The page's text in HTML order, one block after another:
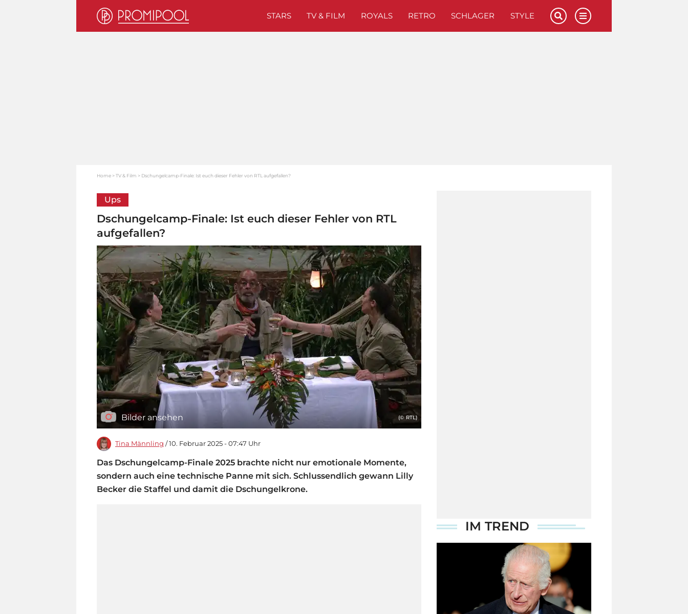
STARS TV & FILM ROYALS RETRO SCHLAGER STYLE
Home TV & Film Dschungelcamp-Finale: Ist euch dieser Fehler von RTL aufgefallen?
Ups
Dschungelcamp-Finale: Ist euch dieser Fehler von RTL
aufgefallen?
Bilder ansehen (© RTL)
Tina Männling / 10. Februar 2025 - 07:47 Uhr
Das Dschungelcamp-Finale 2025 brachte nicht nur emotionale Momente,
sondern auch eine technische Panne mit sich. Schlussendlich gewann Lilly
Becker die Staffel und damit die Dschungelkrone.
IM TREND